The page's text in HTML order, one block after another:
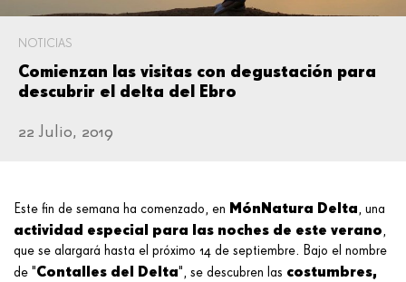
NOTICIAS
Comienzan las visitas con degustación para
descubrir el delta del Ebro
22 Julio, 2019
Este fin de semana ha comenzado, en MónNatura Delta, una
actividad especial para las noches de este verano,
que se alargará hasta el próximo 14 de septiembre. Bajo el nombre
de "Contalles del Delta", se descubren las costumbres,